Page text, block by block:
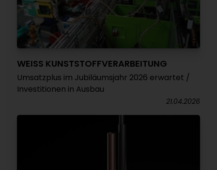
WEISS KUNSTSTOFFVERARBEITUNG
Umsatzplus im Jubiläumsjahr 2026 erwartet /
Investitionen in Ausbau
21.04.2026